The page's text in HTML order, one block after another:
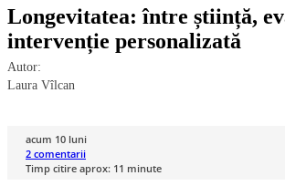
Longevitatea: între știință,
intervenție personalizată
Autor:
Laura Vîlcan
acum 10 luni
2 comentarii
Timp citire aprox: 11 minute